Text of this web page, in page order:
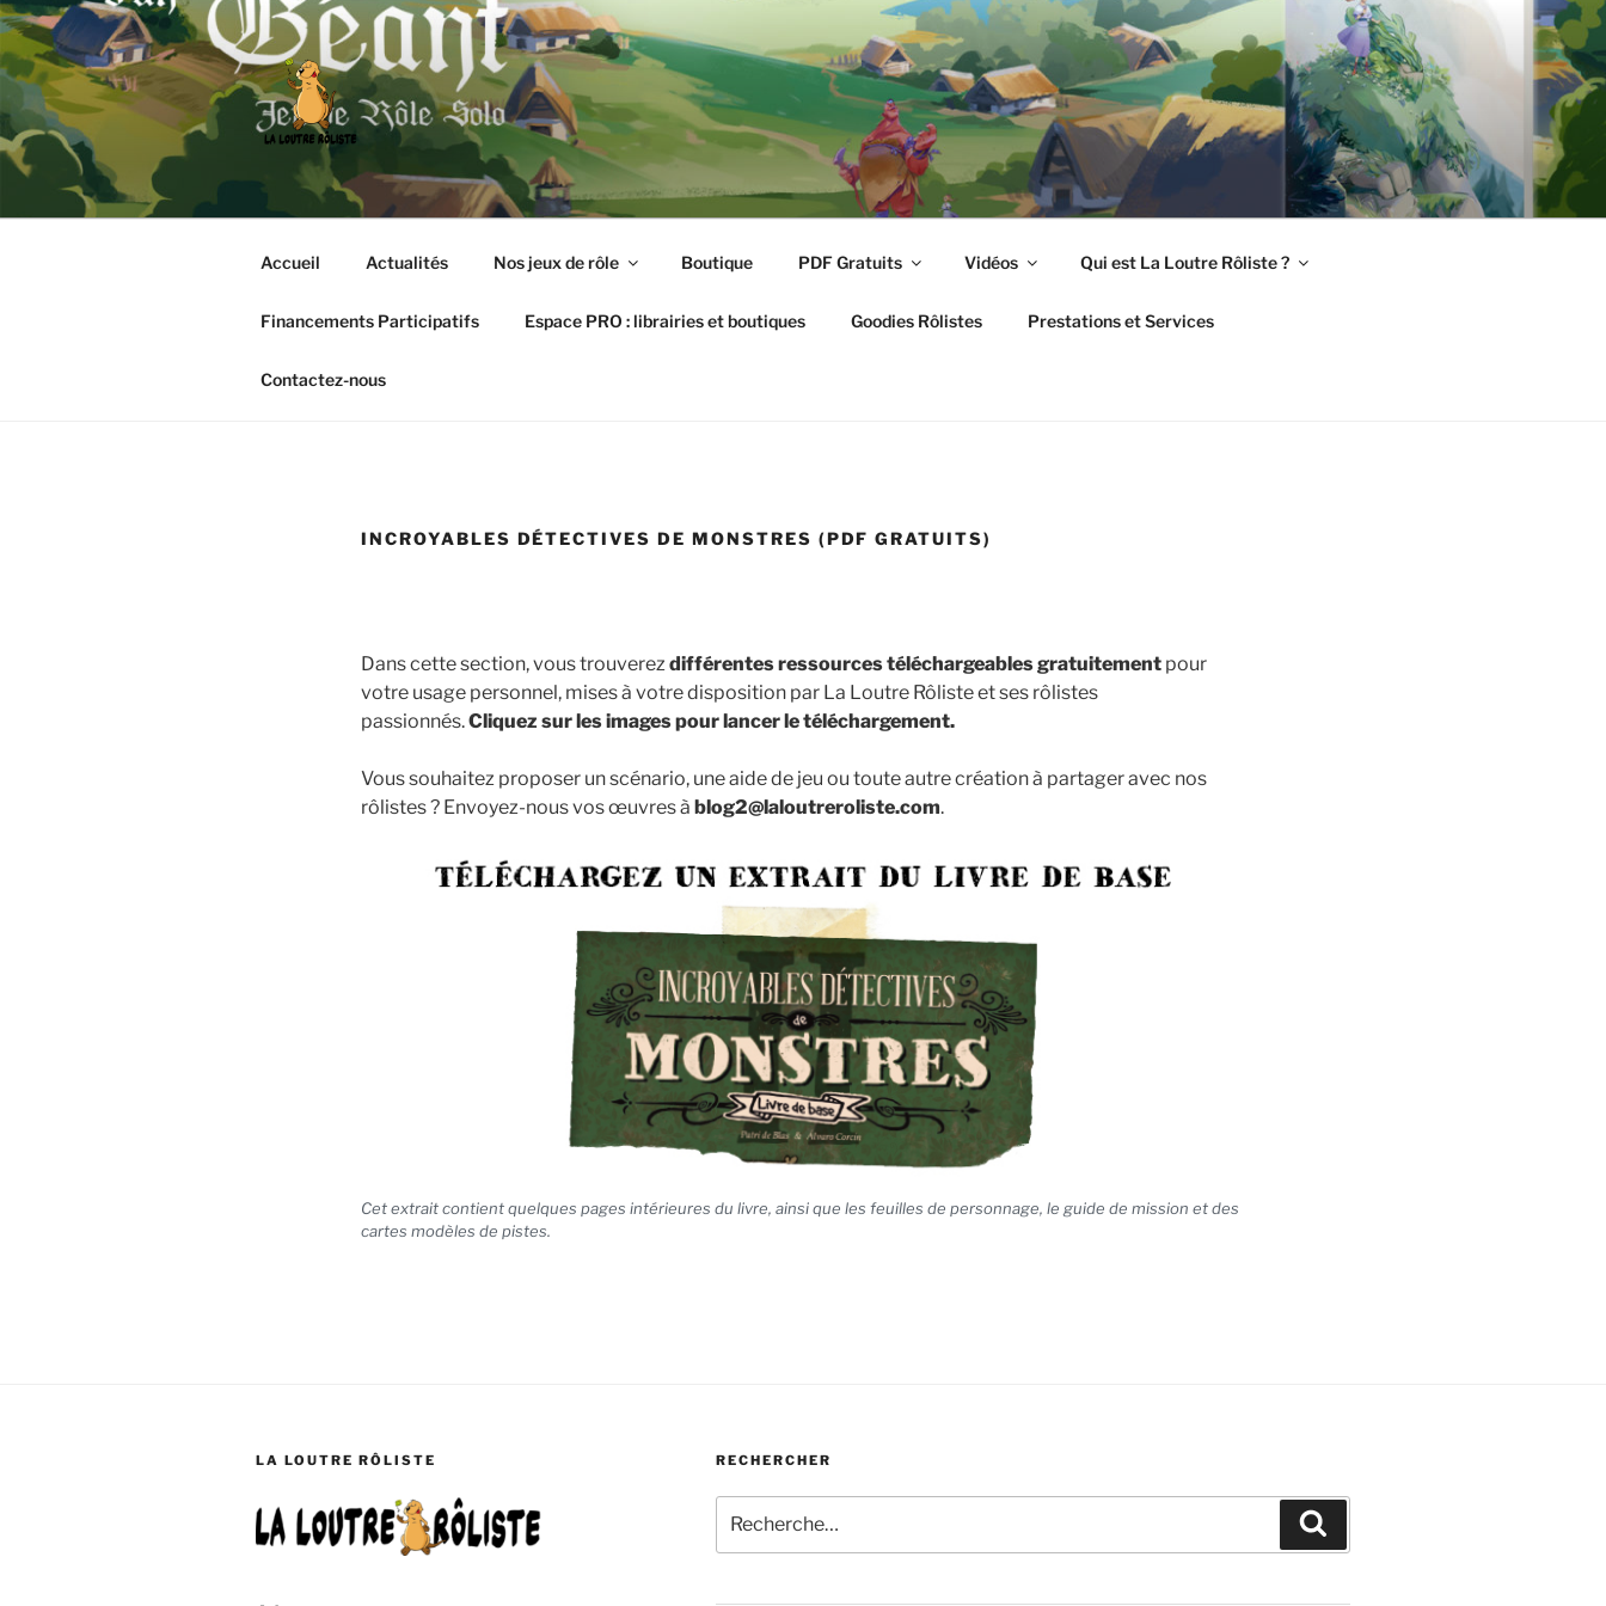
Aller
au
contenu
principal
LA LOUTRE RÔLISTE
Editeur de jeux de rôle et boutique en ligne spécialisée
Accueil Actualités Nos jeux de rôle Boutique PDF Gratuits Vidéos Qui est La Loutre Rôliste ?
Financements Participatifs Espace PRO : librairies et boutiques Goodies Rôlistes Prestations et Services
Contactez-nous
INCROYABLES DÉTECTIVES DE MONSTRES (PDF GRATUITS)
Dans cette section, vous trouverez différentes ressources téléchargeables gratuitement pour
votre usage personnel, mises à votre disposition par La Loutre Rôliste et ses rôlistes
passionnés.Cliquez sur les images pour lancer le téléchargement.
Vous souhaitez proposer un scénario, une aide de jeu ou toute autre création à partager avec nos
rôlistes ? Envoyez-nous vos œuvres à blog2@laloutreroliste.com.
Cet extrait contient quelques pages intérieures du livre, ainsi que les feuilles de personnage, le guide de mission et des
cartes modèles de pistes.
LA LOUTRE RÔLISTE RECHERCHER
pour